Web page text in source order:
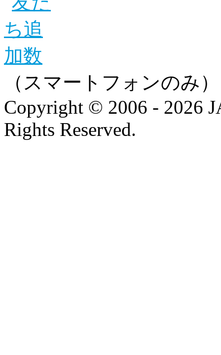
（スマートフォンのみ）
Copyright © 2006 - 2026
Rights Reserved.